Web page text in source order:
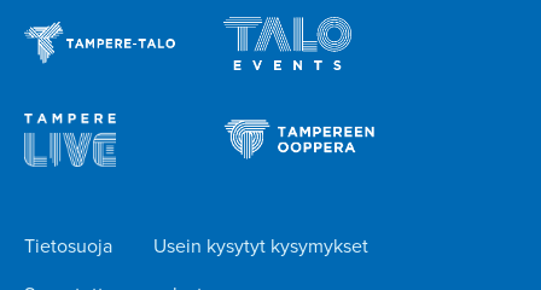
Tietosuoja
Usein kysytyt kysymykset